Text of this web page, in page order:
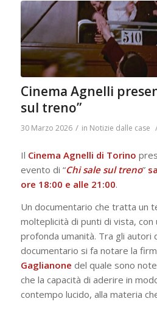
Cinema Agnelli
sul treno”
30 Marzo 2026 / in Notizie dalle case
Il Cinema Agnelli di Torino
evento di “Chi sale sul treno”
ore 18:00 e alle 21:00.
Un documentario che tratta un
molteplicità di punti di vista, con
profonda umanità. Tra gli
documentario si fa notare la
Gaglianone del quale sono
che la capacità di aderire in
contempo lucido, alla materia